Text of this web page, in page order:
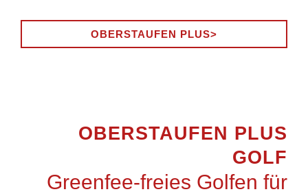
OBERSTAUFEN PLUS>
OBERSTAUFEN PLUS
GOLF
Greenfee-freies Golfen für